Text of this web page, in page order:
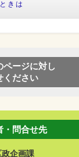
きは
ページに対し
ください
・問合せ先
企画課